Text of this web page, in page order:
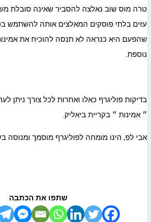
טרה מוס שוב נאלצה להסביר שאינה סובלת
עזים בלתי פוסקים המאלצים אותה להשתמש
שהפעם היא כנראה לא תנסה להוכיח את
נוספת.
בדיקות פוליגרף כאלו ואחרות לכל צורך ניתן
״ אמינות ״ בקריית ביאליק.
אבי לפ, הינו מומחה לפוליגרף מוסמך ומנוסה
שתפו את הכתבה